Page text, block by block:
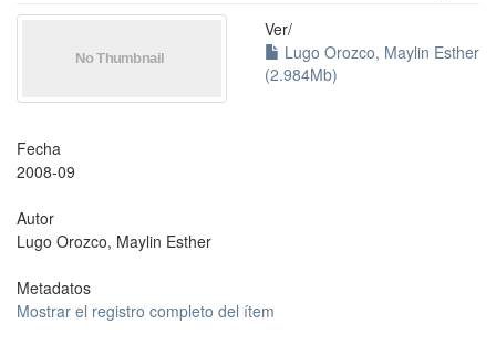
Ver/
Lugo Orozco, Maylin Esther
(2.984Mb)
Fecha
2008-09
Autor
Lugo Orozco, Maylin Esther
Metadatos
Mostrar el registro completo del ítem